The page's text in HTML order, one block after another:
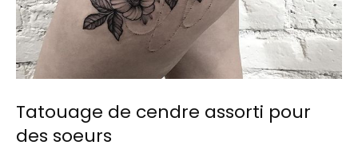
Tatouage de cendre assorti pour
des soeurs